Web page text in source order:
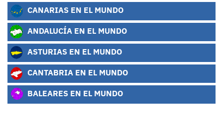
CANARIAS EN EL MUNDO
ANDALUCÍA EN EL MUNDO
ASTURIAS EN EL MUNDO
CANTABRIA EN EL MUNDO
BALEARES EN EL MUNDO